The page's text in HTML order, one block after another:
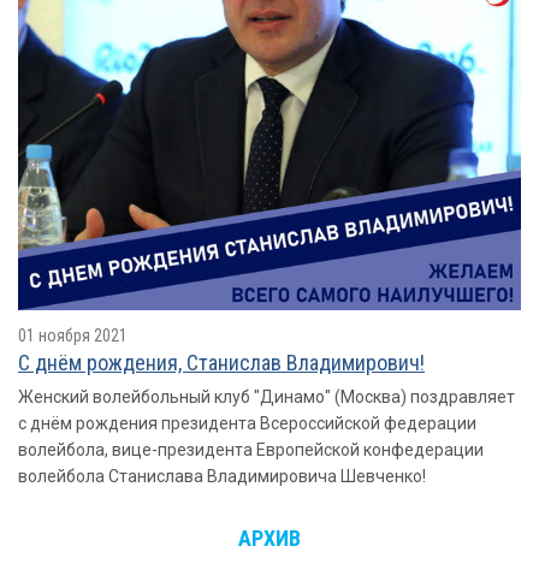
01 ноября 2021
С днём рождения, Станислав Владимирович!
Женский волейбольный клуб "Динамо" (Москва) поздравляет
с днём рождения президента Всероссийской федерации
волейбола, вице-президента Европейской конфедерации
волейбола Станислава Владимировича Шевченко!
АРХИВ